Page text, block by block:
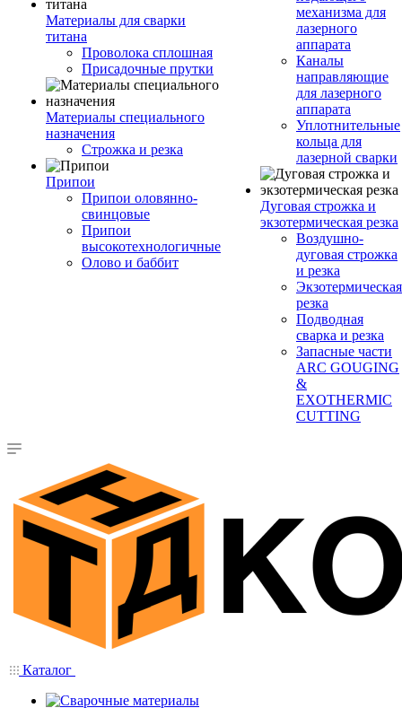
Материалы для сварки
титана
Проволока сплошная
Присадочные прутки
Материалы специального
назначения
Строжка и резка
Припои
Припои оловянно-
свинцовые
Припои
высокотехнологичные
Олово и баббит
механизма для
лазерного
аппарата
Каналы
направляющие
для лазерного
аппарата
Уплотнительные
кольца для
лазерной сварки
Дуговая строжка и
экзотермическая резка
Воздушно-
дуговая строжка
и резка
Экзотермическая
резка
Подводная
сварка и резка
Запасные части
ARC GOUGING
&
EXOTHERMIC
CUTTING
Каталог